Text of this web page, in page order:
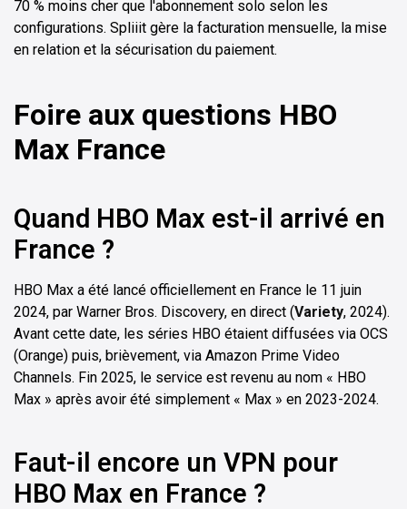
70 % moins cher que l'abonnement solo selon les
configurations. Spliiit gère la facturation mensuelle, la mise
en relation et la sécurisation du paiement.
Foire aux questions HBO
Max France
Quand HBO Max est-il arrivé en
France ?
HBO Max a été lancé officiellement en France le 11 juin
2024, par Warner Bros. Discovery, en direct (Variety, 2024).
Avant cette date, les séries HBO étaient diffusées via OCS
(Orange) puis, brièvement, via Amazon Prime Video
Channels. Fin 2025, le service est revenu au nom « HBO
Max » après avoir été simplement « Max » en 2023-2024.
Faut-il encore un VPN pour
HBO Max en France ?